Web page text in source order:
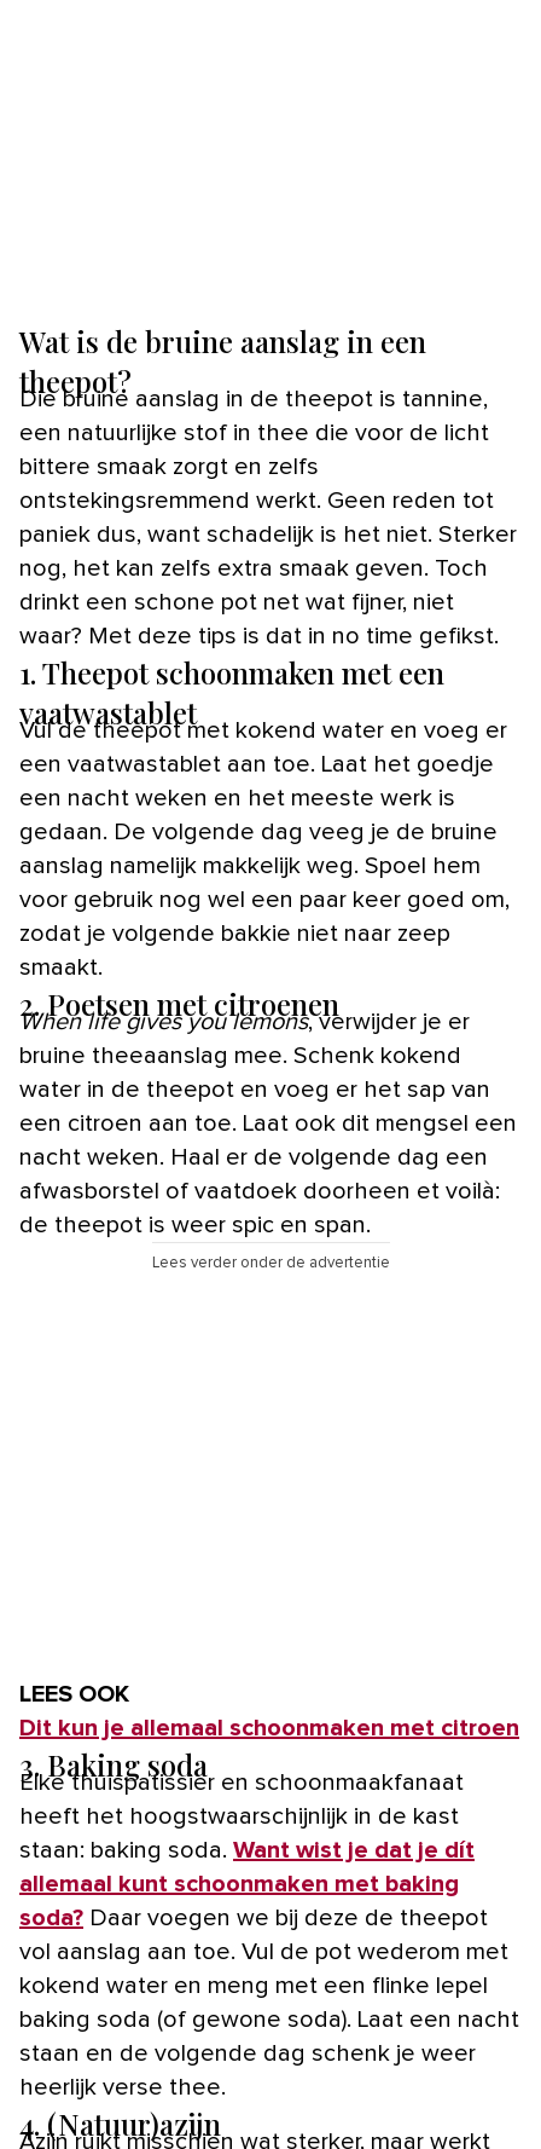
Wat is de bruine aanslag in een
theepot?
Die bruine aanslag in de theepot is tannine,
een natuurlijke stof in thee die voor de licht
bittere smaak zorgt en zelfs
ontstekingsremmend werkt. Geen reden tot
paniek dus, want schadelijk is het niet. Sterker
nog, het kan zelfs extra smaak geven. Toch
drinkt een schone pot net wat fijner, niet
waar? Met deze tips is dat in no time gefikst.
1. Theepot schoonmaken met een
vaatwastablet
Vul de theepot met kokend water en voeg er
een vaatwastablet aan toe. Laat het goedje
een nacht weken en het meeste werk is
gedaan. De volgende dag veeg je de bruine
aanslag namelijk makkelijk weg. Spoel hem
voor gebruik nog wel een paar keer goed om,
zodat je volgende bakkie niet naar zeep
smaakt.
2. Poetsen met citroenen
When life gives you lemons, verwijder je er
bruine theeaanslag mee. Schenk kokend
water in de theepot en voeg er het sap van
een citroen aan toe. Laat ook dit mengsel een
nacht weken. Haal er de volgende dag een
afwasborstel of vaatdoek doorheen et voilà:
de theepot is weer spic en span.
Lees verder onder de advertentie
LEES OOK
Dit kun je allemaal schoonmaken met citroen
3. Baking soda
Elke thuispatissier en schoonmaakfanaat
heeft het hoogstwaarschijnlijk in de kast
staan: baking soda. Want wist je dat je dít
allemaal kunt schoonmaken met baking
soda? Daar voegen we bij deze de theepot
vol aanslag aan toe. Vul de pot wederom met
kokend water en meng met een flinke lepel
baking soda (of gewone soda). Laat een nacht
staan en de volgende dag schenk je weer
heerlijk verse thee.
4. (Natuur)azijn
Azijn ruikt misschien wat sterker, maar werkt